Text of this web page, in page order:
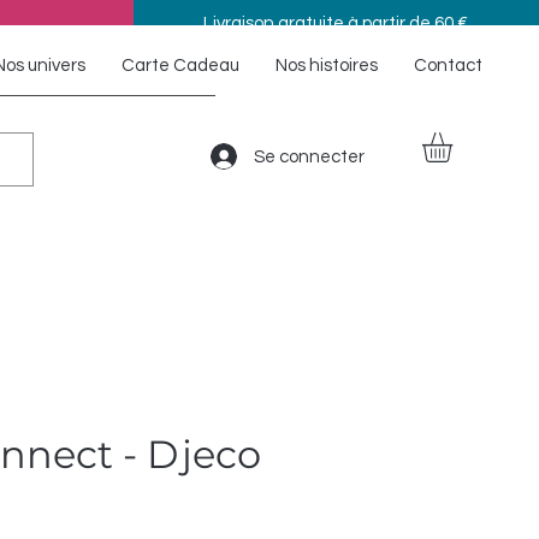
Livraison gratuite à partir de 60 €
univers Carte Cadeau Nos histoires Contact
Se connecter
- Djeco